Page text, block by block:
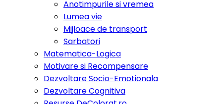
Anotimpurile si vremea
Lumea vie
Mijloace de transport
Sarbatori
Matematica-Logica
Motivare si Recompensare
Dezvoltare Socio-Emotionala
Dezvoltare Cognitiva